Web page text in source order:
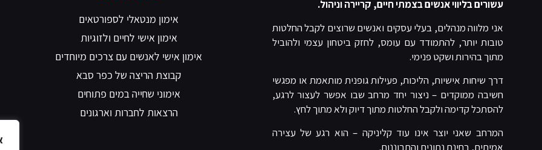
עשורים בליווי אנשים בצמתי חיים, קריירה וניהול.
אני מלווה מנהלים, בעלי עסקים ואנשים שרוצים לקבל החלטות
טובות יותר, להתמודד עם עומס, לחזק ביטחון עצמי ולהוביל
מתוך בהירות ושקט פנימי.
דרך שיחות אישיות, הליכות, פעילות גופנית מותאמת או מפגשי
חשיבה ממוקדים – ניצור יחד מרחב שבו אפשר לעצור לרגע,
להסתכל קדימה ולקבל החלטות מתוך דיוק ולא מתוך לחץ.
המרחב שאני יוצר אינו עוד קליניקה – הוא רגע של עצירה
אמיתית, בחינת נתונים והתבוננות.
אימון מנטאלי לספורטאים
אימון אישי לחיים ולזוגיות
אימון אישי לאנשים עם צרכים מיוחדים
קבוצת הריצה של כפר סבא
אימוני שחייה במים פתוחים
הרצאות לחברות וארגונים